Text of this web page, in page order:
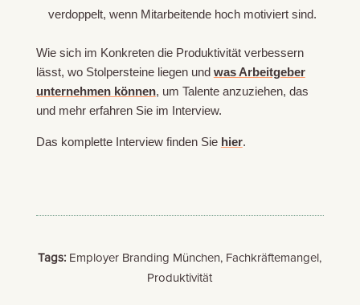
verdoppelt, wenn Mitarbeitende hoch motiviert sind.
Wie sich im Konkreten die Produktivität verbessern
lässt, wo Stolpersteine liegen und was Arbeitgeber
unternehmen können, um Talente anzuziehen, das
und mehr erfahren Sie im Interview.
Das komplette Interview finden Sie hier.
Tags: Employer Branding München, Fachkräftemangel,
Produktivität